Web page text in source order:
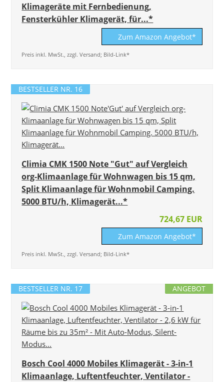
Klimageräte mit Fernbedienung,
Fensterkühler Klimagerät, für...*
Zum Amazon Angebot*
Preis inkl. MwSt., zzgl. Versand; Bild-Link*
BESTSELLER NR. 16
Climia CMK 1500 Note "Gut" auf Vergleich
org-Klimaanlage für Wohnwagen bis 15 qm,
Split Klimaanlage für Wohnmobil Camping.
5000 BTU/h, Klimagerät...*
724,67 EUR
Zum Amazon Angebot*
Preis inkl. MwSt., zzgl. Versand; Bild-Link*
ANGEBOT
BESTSELLER NR. 17
Bosch Cool 4000 Mobiles Klimagerät - 3-in-1
Klimaanlage, Luftentfeuchter, Ventilator -